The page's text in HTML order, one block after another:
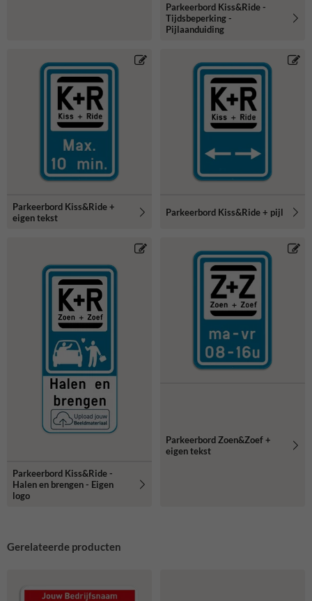
Parkeerbord Kiss&Ride -
Tijdsbeperking -
Pijlaanduiding
Parkeerbord Kiss&Ride +
eigen tekst
Parkeerbord Kiss&Ride + pijl
Parkeerbord Kiss&Ride -
Halen en brengen - Eigen
logo
Parkeerbord Zoen&Zoef +
eigen tekst
Gerelateerde producten